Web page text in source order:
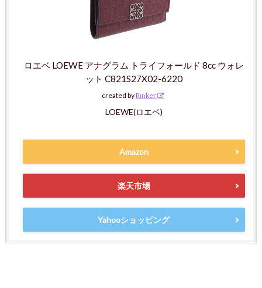
ロエベ LOEWE アナグラム トライフォールド 8cc ウォレ
ット C821S27X02-6220
created by Rinker
LOEWE(ロエベ)
Amazon
楽天市場
Yahooショッピング